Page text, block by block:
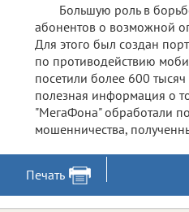
Большую роль в
абонентов о возможной
Для этого был создан
по противодействию
посетили более 600
полезная информация о
"МегаФона" обработали
мошенничества,
Печать